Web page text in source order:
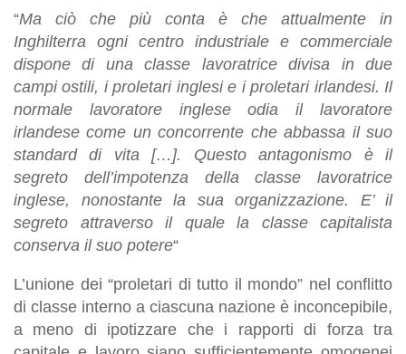
“Ma ciò che più conta è che attualmente in
Inghilterra ogni centro industriale e commerciale
dispone di una classe lavoratrice divisa in due
campi ostili, i proletari inglesi e i proletari irlandesi. Il
normale lavoratore inglese odia il lavoratore
irlandese come un concorrente che abbassa il suo
standard di vita […]. Questo antagonismo è il
segreto dell’impotenza della classe lavoratrice
inglese, nonostante la sua organizzazione. E’ il
segreto attraverso il quale la classe capitalista
conserva il suo potere“
L’unione dei “proletari di tutto il mondo” nel conflitto
di classe interno a ciascuna nazione è inconcepibile,
a meno di ipotizzare che i rapporti di forza tra